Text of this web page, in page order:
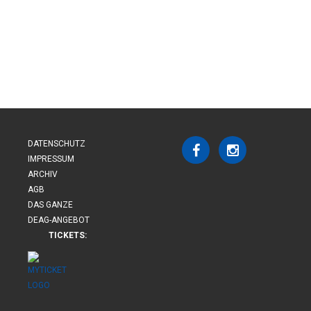
DATENSCHUTZ
IMPRESSUM
ARCHIV
AGB
DAS GANZE
DEAG-ANGEBOT
TICKETS: